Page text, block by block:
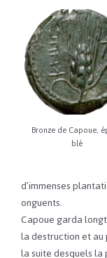
Bronze de Capoue,
blé
d’immenses
onguents.
Capoue garda
la destruction et au
la suite desquels